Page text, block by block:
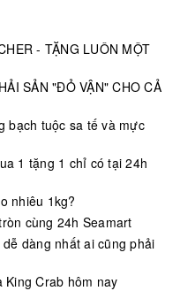
- TẶNG LUÔN MỘT
SẢN "ĐỎ VẬN" CHO CẢ
bạch tuộc sa tế và mực
1 tặng 1 chỉ có tại 24h
nhiêu 1kg?
cùng 24h Seamart
dàng nhất ai cũng phải
King Crab hôm nay